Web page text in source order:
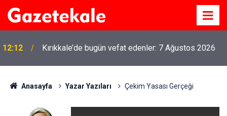
12:12 Kırıkkale’de bugün vefat edenler: 7 Ağustos 2026
Anasayfa Yazar Yazıları Çekim Yasası Gerçeği